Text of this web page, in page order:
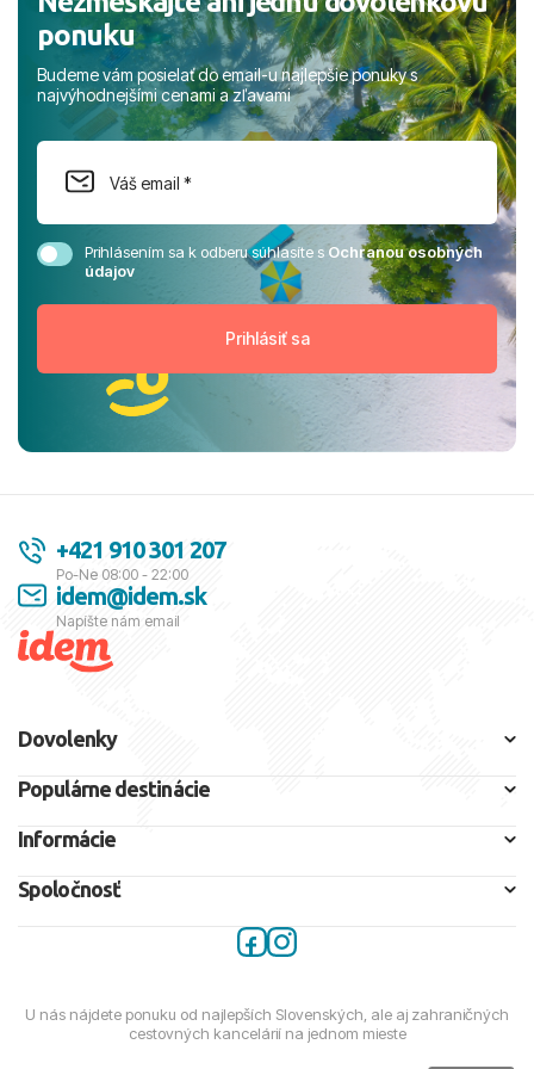
ponuku
Budeme vám posielať do email-u najlepšie ponuky s
najvýhodnejšími cenami a zľavami
Prihlásením sa k odberu súhlasíte sOchranou osobných
údajov
+421 910 301 207
Po-Ne 08:00 - 22:00
idem@idem.sk
Napíšte nám email
Dovolenky
Populárne destinácie
Informácie
Spoločnosť
U nás nájdete ponuku od najlepších Slovenských, ale aj zahraničných
cestovných kancelárií na jednom mieste